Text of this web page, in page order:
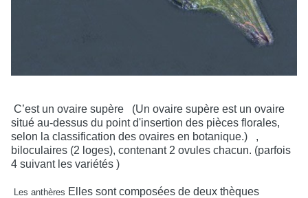
C’est un ovaire supère
(Un ovaire supère est un ovaire
situé au-dessus du point d'insertion des pièces florales,
selon la classification des ovaires en botanique.)
,
biloculaires (2 loges), contenant 2 ovules chacun. (parfois
4 suivant les variétés )
Les anthères Elles sont composées de deux thèques